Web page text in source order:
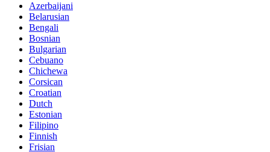
Azerbaijani
Belarusian
Bengali
Bosnian
Bulgarian
Cebuano
Chichewa
Corsican
Croatian
Dutch
Estonian
Filipino
Finnish
Frisian